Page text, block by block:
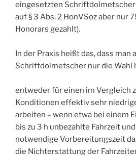
eingesetzten
auf § 3 Abs. 2 HonVSoz aber nur
Honorars gezahlt).
In der Praxis heißt das, dass man
Schriftdolmetscher nur die Wahl
entweder für einen im Vergleich
Konditionen effektiv sehr
arbeiten – wenn etwa bei einem
bis zu 3 h unbezahlte Fahrzeit
notwendige Vorbereitungszeit
die Nichterstattung der